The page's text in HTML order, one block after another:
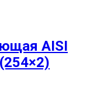
AISI